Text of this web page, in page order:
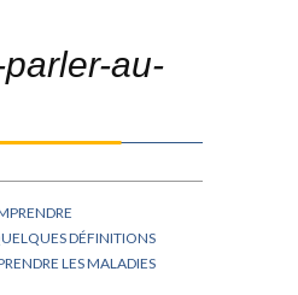
au-
DÉFINITIONS
LES MALADIES